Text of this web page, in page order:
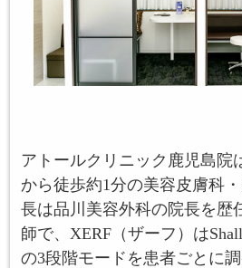
アトールクリニック鹿児島院
から徒歩約1分の美容皮膚科
長は品川美容外科の院長を歴
師で、XERF（ザーフ）は
の3段階モードを患者ごとに